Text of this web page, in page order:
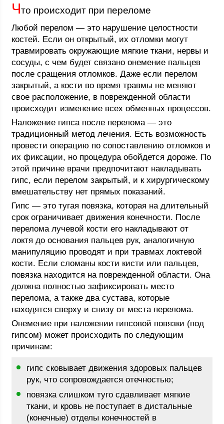
Что происходит при переломе
Любой перелом — это нарушение целостности
костей. Если он открытый, их отломки могут
травмировать окружающие мягкие ткани, нервы и
сосуды, с чем будет связано онемение пальцев
после сращения отломков. Даже если перелом
закрытый, а кости во время травмы не меняют
свое расположение, в поврежденной области
происходит изменение всех обменных процессов.
Наложение гипса после перелома — это
традиционный метод лечения. Есть возможность
провести операцию по сопоставлению отломков и
их фиксации, но процедура обойдется дороже. По
этой причине врачи предпочитают накладывать
гипс, если перелом закрытый, и к хирургическому
вмешательству нет прямых показаний.
Гипс — это тугая повязка, которая на длительный
срок ограничивает движения конечности. После
перелома лучевой кости его накладывают от
локтя до основания пальцев рук, аналогичную
манипуляцию проводят и при травмах локтевой
кости. Если сломаны кости кисти или пальцев,
повязка находится на поврежденной области. Она
должна полностью зафиксировать место
перелома, а также два сустава, которые
находятся сверху и снизу от места перелома.
Онемение при наложении гипсовой повязки (под
гипсом) может происходить по следующим
причинам:
гипс сковывает движения здоровых пальцев
рук, что сопровождается отечностью;
повязка слишком туго сдавливает мягкие
ткани, и кровь не поступает в дистальные
(конечные) отделы конечностей в